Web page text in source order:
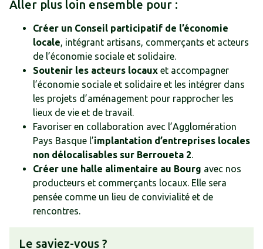
Aller plus loin ensemble pour :
Créer un Conseil participatif de l’économie
locale, intégrant artisans, commerçants et acteurs
de l’économie sociale et solidaire.
Soutenir les acteurs locaux et accompagner
l’économie sociale et solidaire et les intégrer dans
les projets d’aménagement pour rapprocher les
lieux de vie et de travail.
Favoriser en collaboration avec l’Agglomération
Pays Basque l’implantation d’entreprises locales
non délocalisables sur Berroueta 2.
Créer une halle alimentaire au Bourg avec nos
producteurs et commerçants locaux. Elle sera
pensée comme un lieu de convivialité et de
rencontres.
Le saviez-vous ?